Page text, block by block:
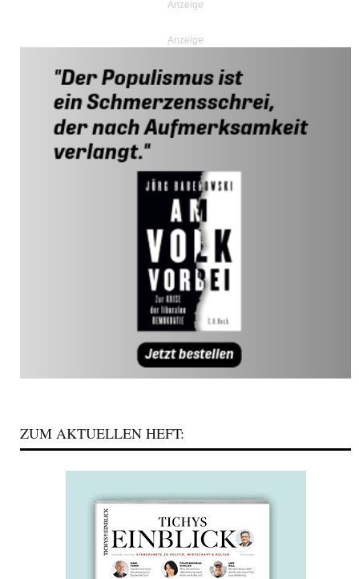
Anzeige
ZUM AKTUELLEN HEFT: